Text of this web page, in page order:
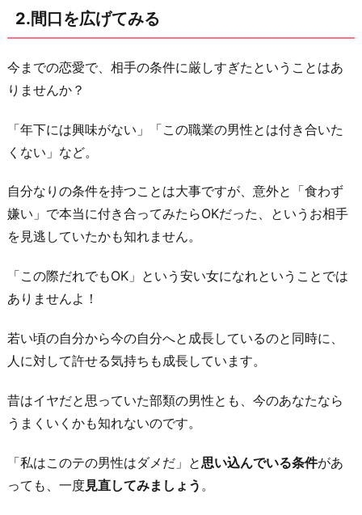
5.
ち
着
し
方
を
る
6.
分
に
似
合
た
フ
2.間口を広げてみる
今までの恋愛で、相手の条件に厳しすぎたということはあ
りませんか？
「年下には興味がない」「この職業の男性とは付き合いた
くない」など。
自分なりの条件を持つことは大事ですが、意外と「食わず
嫌い」で本当に付き合ってみたらOKだった、というお相手
を見逃していたかも知れません。
「この際だれでもOK」という安い女になれということでは
ありませんよ！
若い頃の自分から今の自分へと成長しているのと同時に、
人に対して許せる気持ちも成長しています。
昔はイヤだと思っていた部類の男性とも、今のあなたなら
うまくいくかも知れないのです。
「私はこのテの男性はダメだ」と思い込んでいる条件があ
っても、一度見直してみましょう 。